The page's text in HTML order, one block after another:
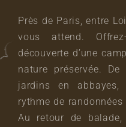
Près de Paris, entre
vous attend.
découverte d’une
nature préservée.
jardins en abbayes,
rythme de
Au retour de